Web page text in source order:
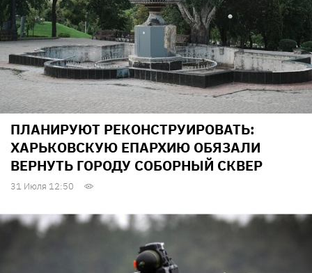
ПЛАНИРУЮТ РЕКОНСТРУИРОВАТЬ:
ХАРЬКОВСКУЮ ЕПАРХИЮ ОБЯЗАЛИ
ВЕРНУТЬ ГОРОДУ СОБОРНЫЙ СКВЕР
31 Июля 12:50